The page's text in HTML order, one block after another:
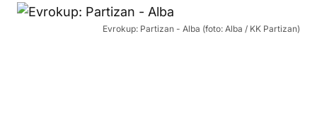
Evrokup: Partizan - Alba (foto: Alba / KK Partizan)